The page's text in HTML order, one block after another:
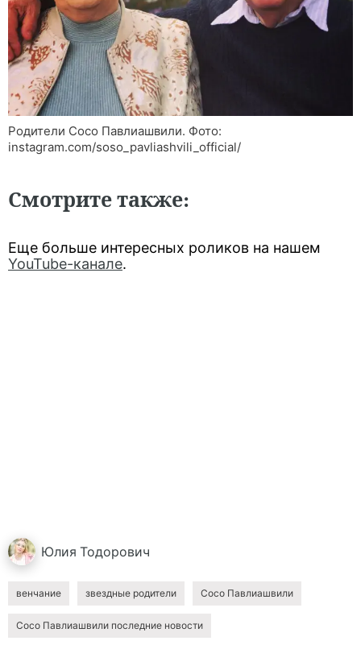
Родители Сосо Павлиашвили. Фото:
instagram.com/soso_pavliashvili_official/
Смотрите также:
Еще больше интересных роликов на нашем
YouTube-канале.
Юлия Тодорович
венчание звездные родители Сосо Павлиашвили
Сосо Павлиашвили последние новости